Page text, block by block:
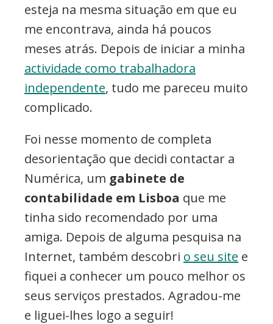
esteja na mesma situação em que eu
me encontrava, ainda há poucos
meses atrás. Depois de iniciar a minha
actividade como trabalhadora
independente, tudo me pareceu muito
complicado.
Foi nesse momento de completa
desorientação que decidi contactar a
Numérica, um gabinete de
contabilidade em Lisboa que me
tinha sido recomendado por uma
amiga. Depois de alguma pesquisa na
Internet, também descobri o seu site e
fiquei a conhecer um pouco melhor os
seus serviços prestados. Agradou-me
e liguei-lhes logo a seguir!